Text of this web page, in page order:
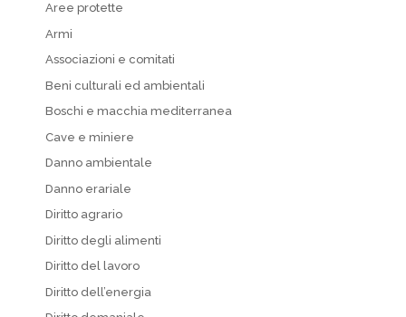
Aree protette
Armi
Associazioni e comitati
Beni culturali ed ambientali
Boschi e macchia mediterranea
Cave e miniere
Danno ambientale
Danno erariale
Diritto agrario
Diritto degli alimenti
Diritto del lavoro
Diritto dell’energia